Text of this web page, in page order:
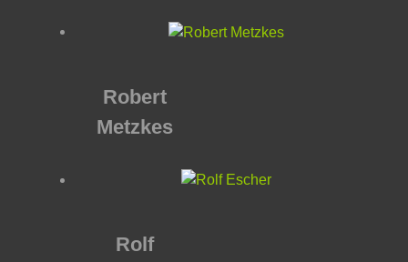
Robert
Metzkes
Rolf